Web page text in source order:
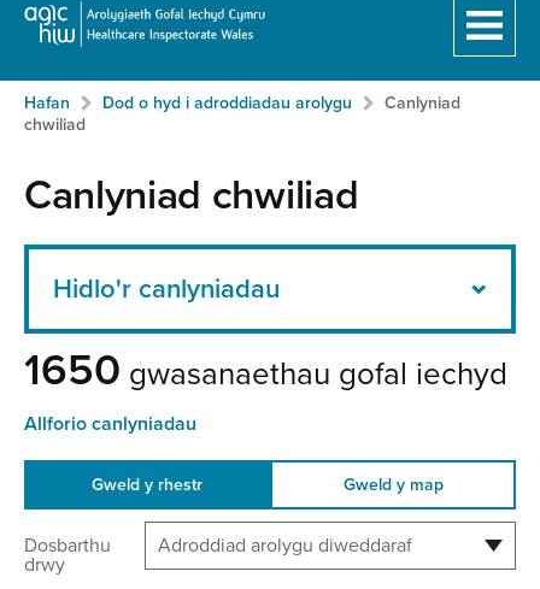
Hafan
Breadcrumb
Hafan Dod o hyd i adroddiadau arolygu
Neidio
Canlyniad
chwiliad
Canlyniad chwiliad
Hidlo'r canlyniadau
1650 gwasanaethau gofal iechyd
Allforio canlyniadau
Gweld y rhestr Gweld y map
Dosbarthu
drwy